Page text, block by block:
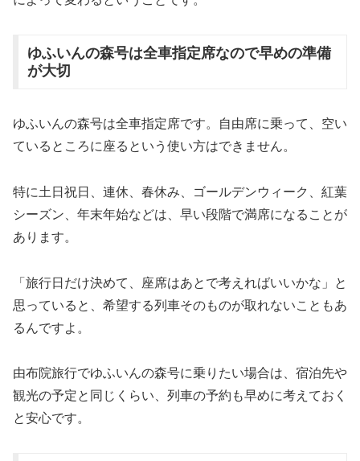
ゆふいんの森号は全車指定席なので早めの準備
が大切
ゆふいんの森号は全車指定席です。自由席に乗って、空い
ているところに座るという使い方はできません。
特に土日祝日、連休、春休み、ゴールデンウィーク、紅葉
シーズン、年末年始などは、早い段階で満席になることが
あります。
「旅行日だけ決めて、座席はあとで考えればいいかな」と
思っていると、希望する列車そのものが取れないこともあ
るんですよ。
由布院旅行でゆふいんの森号に乗りたい場合は、宿泊先や
観光の予定と同じくらい、列車の予約も早めに考えておく
と安心です。